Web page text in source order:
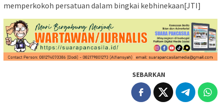
memperkokoh persatuan dalam bingkai kebhinekaan[JTI]
SEBARKAN